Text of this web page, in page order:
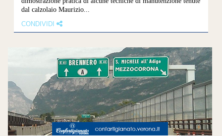
dal calzolaio Maurizio...
CONDIVIDI